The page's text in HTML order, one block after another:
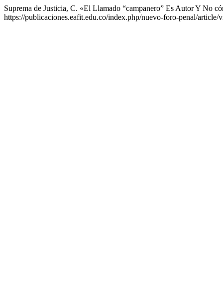
Suprema de Justicia, C. «El Llamado “campanero” Es Autor Y No
https://publicaciones.eafit.edu.co/index.php/nuevo-foro-penal/article/